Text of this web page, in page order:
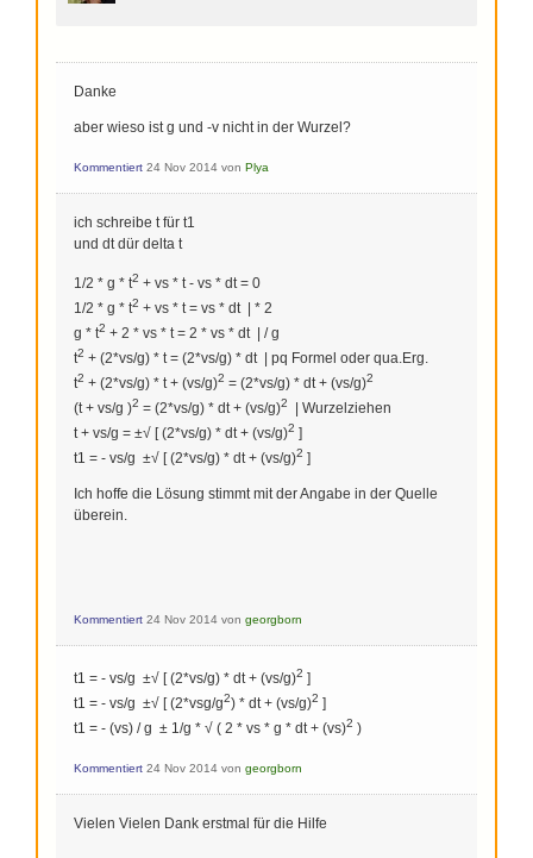
Danke
aber wieso ist g und -v nicht in der Wurzel?
Kommentiert 24 Nov 2014 von Plya
ich schreibe t für t1
und dt dür delta t
1/2 * g * t2 + vs * t - vs * dt = 0
1/2 * g * t2 + vs * t = vs * dt | * 2
g * t2 + 2 * vs * t = 2 * vs * dt | / g
t2 + (2*vs/g) * t = (2*vs/g) * dt | pq Formel oder qua.Erg.
t2 + (2*vs/g) * t + (vs/g)2 = (2*vs/g) * dt + (vs/g)2
(t + vs/g )2 = (2*vs/g) * dt + (vs/g)2
| Wurzelziehen
t + vs/g = ±√ [ (2*vs/g) * dt + (vs/g)2 ]
t1 = - vs/g ±√ [ (2*vs/g) * dt + (vs/g)2 ]
Ich hoffe die Lösung stimmt mit der Angabe in der Quelle
überein.
Kommentiert 24 Nov 2014 von georgborn
t1 = - vs/g ±√ [ (2*vs/g) * dt + (vs/g)2 ]
t1 = - vs/g ±√ [ (2*vsg/g2) * dt + (vs/g)2 ]
t1 = - (vs) / g ± 1/g * √ ( 2 * vs * g * dt + (vs)2 )
Kommentiert 24 Nov 2014 von georgborn
Vielen Vielen Dank erstmal für die Hilfe